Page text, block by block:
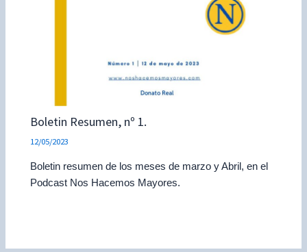
Boletin Resumen, nº 1.
12/05/2023
Boletin resumen de los meses de marzo y Abril, en el
Podcast Nos Hacemos Mayores.